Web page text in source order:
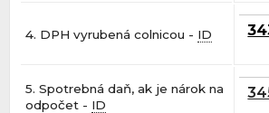
4. DPH vyrubená colnicou - ID
5. Spotrebná daň, ak je nárok na
odpočet - ID